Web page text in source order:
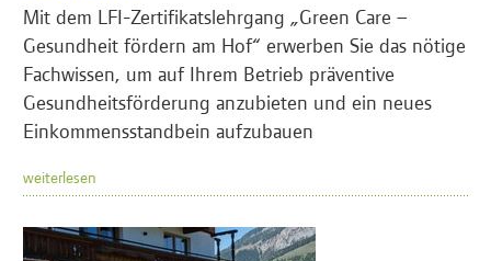
Mit dem LFI-Zertifikatslehrgang „Green Care –
Gesundheit fördern am Hof“ erwerben Sie das nötige
Fachwissen, um auf Ihrem Betrieb präventive
Gesundheitsförderung anzubieten und ein neues
Einkommensstandbein aufzubauen
weiterlesen